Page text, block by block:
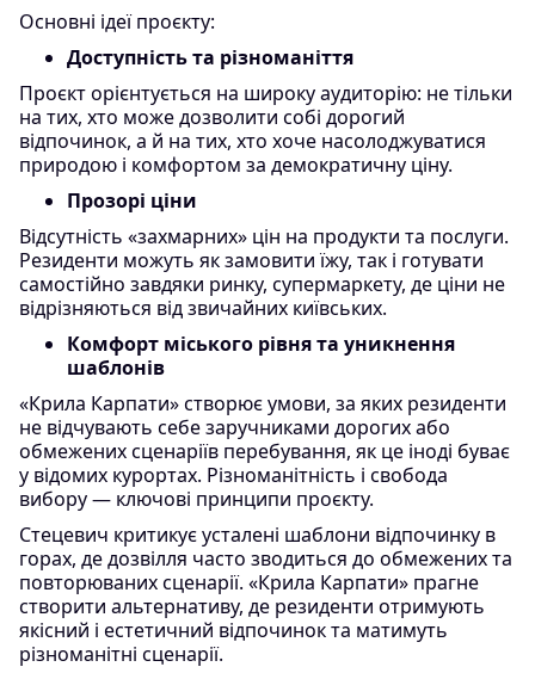
Основні ідеї проєкту:
Доступність та різноманіття
Проєкт орієнтується на широку аудиторію: не тільки
на тих, хто може дозволити собі дорогий
відпочинок, а й на тих, хто хоче насолоджуватися
природою і комфортом за демократичну ціну.
Прозорі ціни
Відсутність «захмарних» цін на продукти та послуги.
Резиденти можуть як замовити їжу, так і готувати
самостійно завдяки ринку, супермаркету, де ціни не
відрізняються від звичайних київських.
Комфорт міського рівня та уникнення
шаблонів
«Крила Карпати» створює умови, за яких резиденти
не відчувають себе заручниками дорогих або
обмежених сценаріїв перебування, як це іноді буває
у відомих курортах. Різноманітність і свобода
вибору — ключові принципи проєкту.
Стецевич критикує усталені шаблони відпочинку в
горах, де дозвілля часто зводиться до обмежених та
повторюваних сценарії. «Крила Карпати» прагне
створити альтернативу, де резиденти отримують
якісний і естетичний відпочинок та матимуть
різноманітні сценарії.